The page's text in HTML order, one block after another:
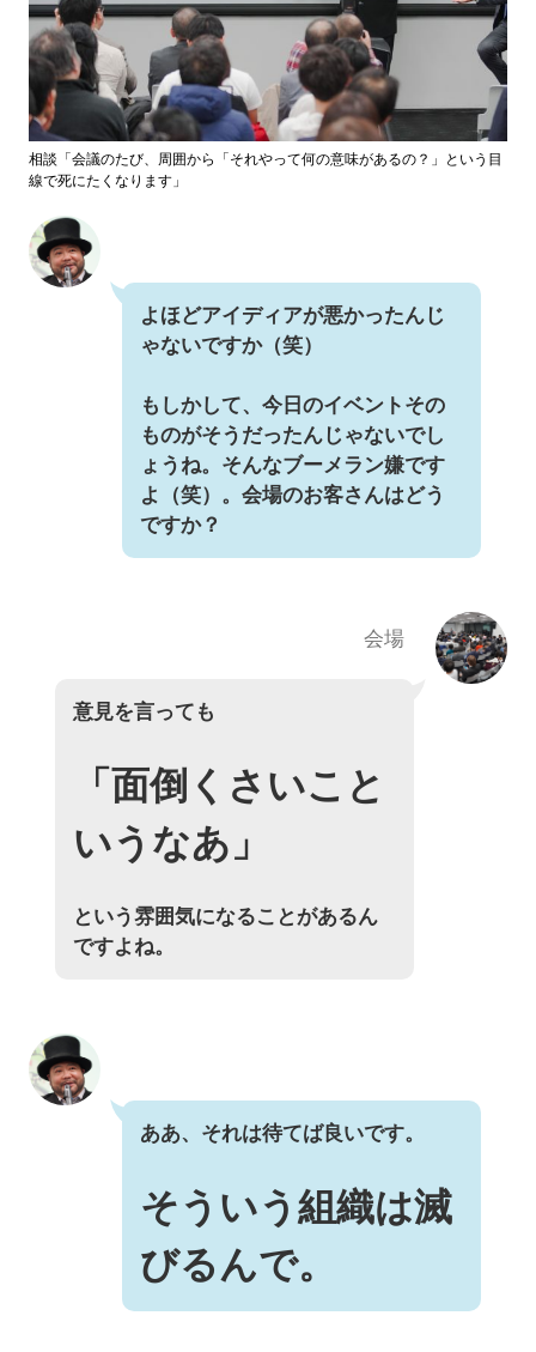
相談「会議のたび、周囲から「それやって何の意味があるの？」という目
線で死にたくなります」
よほどアイディアが悪かったんじ
ゃないですか（笑）
もしかして、今日のイベントその
ものがそうだったんじゃないでし
ょうね。そんなブーメラン嫌です
よ（笑）。会場のお客さんはどう
ですか？
会場
意見を言っても
「面倒くさいこと
いうなあ」
という雰囲気になることがあるん
ですよね。
ああ、それは待てば良いです。
そういう組織は滅
びるんで。